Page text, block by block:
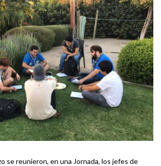
se reunieron, en una Jornada, los jefes de